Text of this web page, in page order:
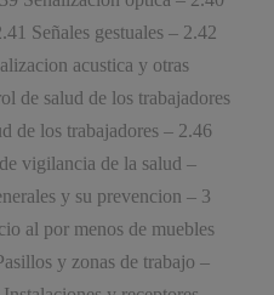
Señales gestuales – 2.42
acustica y otras
de salud de los trabajadores
de los trabajadores – 2.46
vigilancia de la salud –
y su prevencion – 3
al por menos de muebles
y zonas de trabajo –